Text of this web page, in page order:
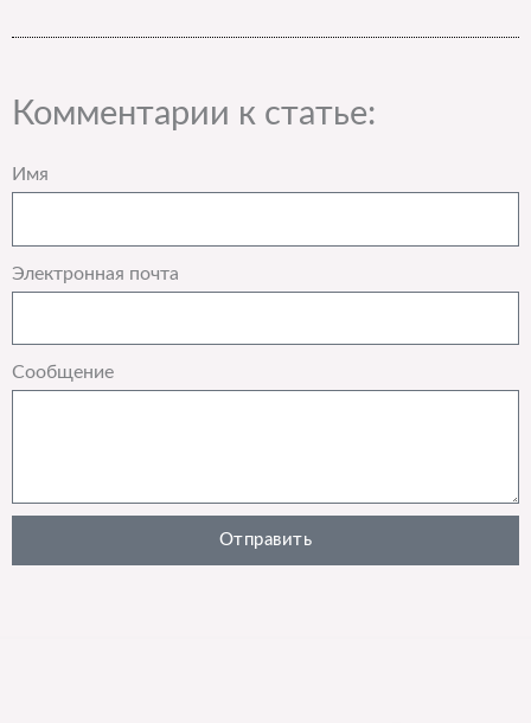
Комментарии к статье:
Имя
Электронная почта
Сообщение
Отправить